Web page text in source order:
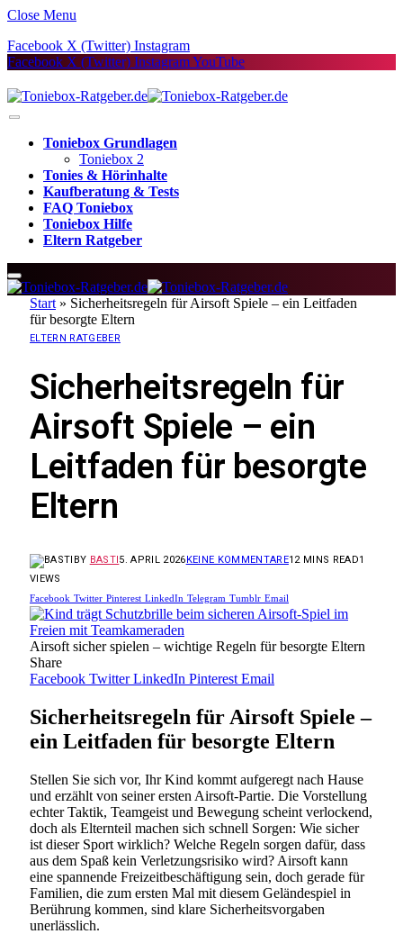
Close Menu
Facebook X (Twitter) Instagram
Facebook X (Twitter) InstagramYouTube
Toniebox Grundlagen
Toniebox 2
Tonies & Hörinhalte
Kaufberatung & Tests
FAQ Toniebox
Toniebox Hilfe
Eltern Ratgeber
Start » Sicherheitsregeln für Airsoft Spiele – ein Leitfaden
für besorgte Eltern
ELTERN RATGEBER
Sicherheitsregeln für
Airsoft Spiele – ein
Leitfaden für besorgte
Eltern
BY BASTI5. APRIL 2026KEINE KOMMENTARE12 MINS READ1
VIEWS
Facebook Twitter Pinterest LinkedIn Telegram Tumblr Email
Airsoft sicher spielen – wichtige Regeln für besorgte Eltern
Share
Facebook Twitter LinkedIn Pinterest Email
Sicherheitsregeln für Airsoft Spiele –
ein Leitfaden für besorgte Eltern
Stellen Sie sich vor, Ihr Kind kommt aufgeregt nach Hause
und erzählt von seiner ersten Airsoft-Partie. Die Vorstellung
echter Taktik, Teamgeist und Bewegung scheint verlockend,
doch als Elternteil machen sich schnell Sorgen: Wie sicher
ist dieser Sport wirklich? Welche Regeln sorgen dafür, dass
aus dem Spaß kein Verletzungsrisiko wird? Airsoft kann
eine spannende Freizeitbeschäftigung sein, doch gerade für
Familien, die zum ersten Mal mit diesem Geländespiel in
Berührung kommen, sind klare Sicherheitsvorgaben
unerlässlich.